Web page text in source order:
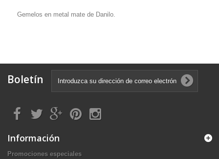
Gemelos en metal mate de Danilo.
Boletín
Información
Promociones especiales